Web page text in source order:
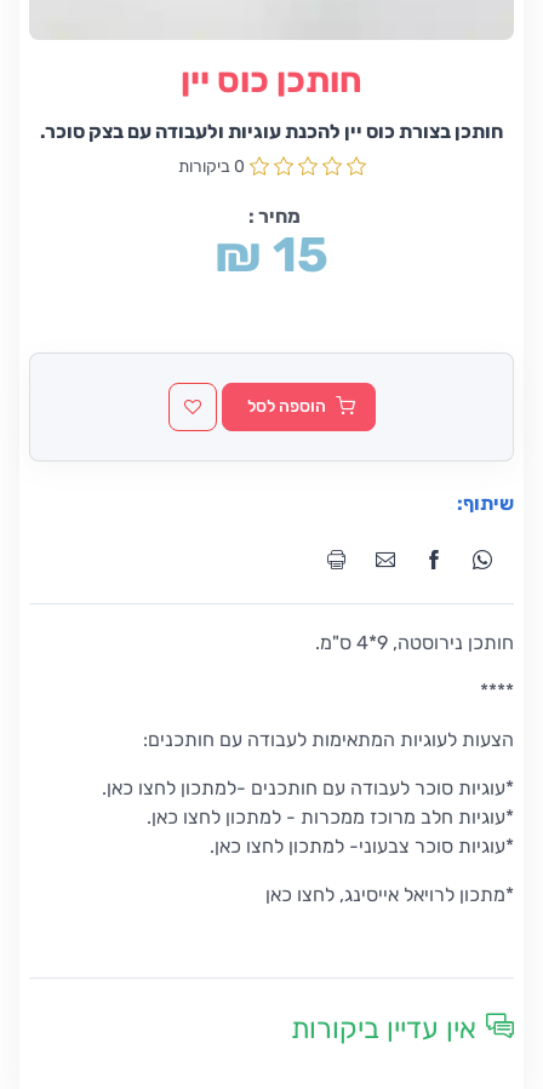
חותכן כוס יין
חותכן בצורת כוס יין להכנת עוגיות ולעבודה עם בצק סוכר.
0 ביקורות
מחיר :
₪ 15
הוספה לסל
שיתוף:
חותכן נירוסטה, 9*4 ס"מ.
****
הצעות לעוגיות המתאימות לעבודה עם חותכנים:
*עוגיות סוכר לעבודה עם חותכנים -למתכון לחצו כאן.
*עוגיות חלב מרוכז ממכרות - למתכון לחצו כאן.
*עוגיות סוכר צבעוני- למתכון לחצו כאן.
*מתכון לרויאל אייסינג, לחצו כאן
אין עדיין ביקורות